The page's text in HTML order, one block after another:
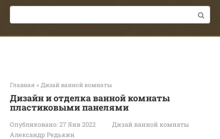
Поиск:
Главная » Дизай ванной комнаты
Дизайн и отделка ванной комнаты
пластиковыми панелями
Опубликовано: 27 Янв 2022
Дизай ванной комнаты
Александр Редькин